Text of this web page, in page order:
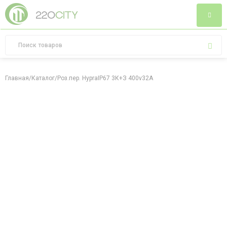
Главная/Каталог/Роз.пер. HypraIP67 3К+З 400v32A